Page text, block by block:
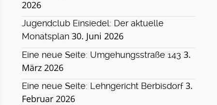
2026
Jugendclub Einsiedel: Der aktuelle
Monatsplan 30. Juni 2026
Eine neue Seite: Umgehungsstraße 143 3.
März 2026
Eine neue Seite: Lehngericht Berbisdorf 3.
Februar 2026